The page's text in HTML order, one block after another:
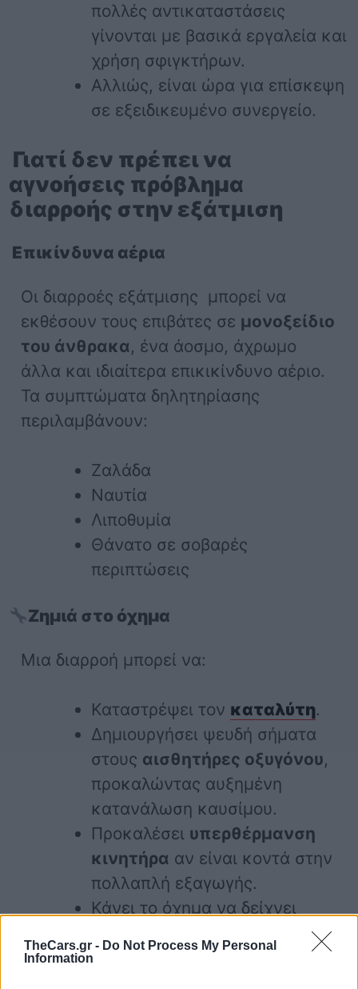
TheCars.gr - Do Not Process My Personal
Information
πολλές αντικαταστάσεις
γίνονται με βασικά εργαλεία και
χρήση σφιγκτήρων.
Αλλιώς, είναι ώρα για επίσκεψη
σε εξειδικευμένο συνεργείο.
Γιατί δεν πρέπει να
αγνοήσεις πρόβλημα
διαρροής στην εξάτμιση
Επικίνδυνα αέρια
Οι διαρροές εξάτμισης μπορεί να
εκθέσουν τους επιβάτες σε μονοξείδιο
του άνθρακα, ένα άοσμο, άχρωμο
άλλα και ιδιαίτερα επικικίνδυνο αέριο.
Τα συμπτώματα δηλητηρίασης
περιλαμβάνουν:
Ζαλάδα
Ναυτία
Λιποθυμία
Θάνατο σε σοβαρές
περιπτώσεις
Ζημιά στο όχημα
Μια διαρροή μπορεί να:
Καταστρέψει τον καταλύτη.
Δημιουργήσει ψευδή σήματα
στους αισθητήρες οξυγόνου,
προκαλώντας αυξημένη
κατανάλωση καυσίμου.
Προκαλέσει υπερθέρμανση
κινητήρα αν είναι κοντά στην
πολλαπλή εξαγωγής.
Κάνει το όχημα να δείχνει
λόγω αυξημένων ρύπων.